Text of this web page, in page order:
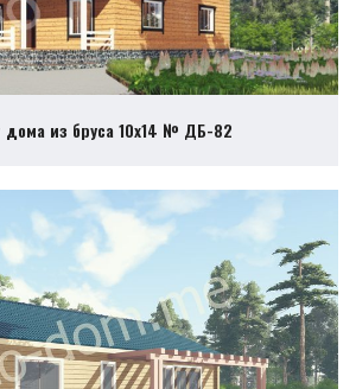
дома из бруса 10х14 № ДБ-82